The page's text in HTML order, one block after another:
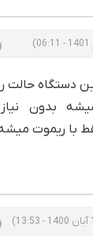
دستگاه حالت
بدون
با ریموت